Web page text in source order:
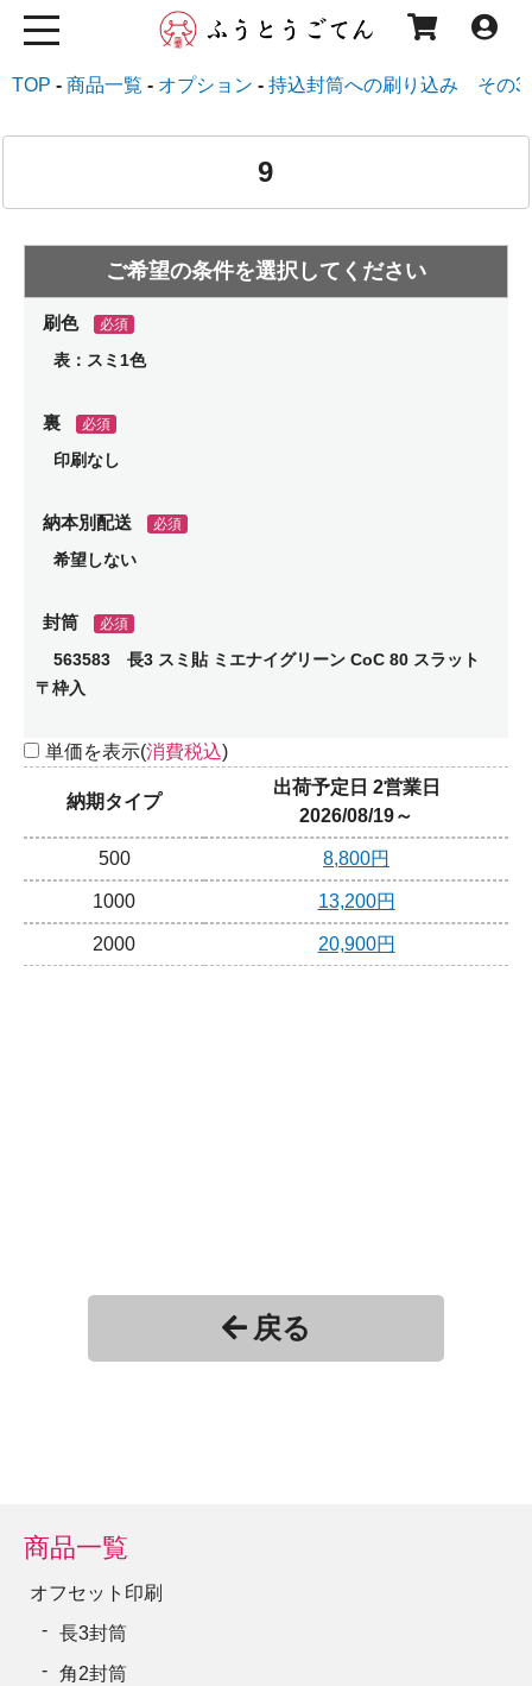
TOP 商品一覧 オプション 持込封筒への刷り込み その3
9
刷色 必須
表：スミ1色
裏 必須
印刷なし
納本別配送 必須
希望しない
封筒 必須
563583 長3 スミ貼 ミエナイグリーン CoC 80 スラット
〒枠入
単価を表示(消費税込)
納期タイプ
出荷予定日 2営業日
2026/08/19～
500 8,800円
1000 13,200円
2000 20,900円
戻る
商品一覧
オフセット印刷
長3封筒
角2封筒